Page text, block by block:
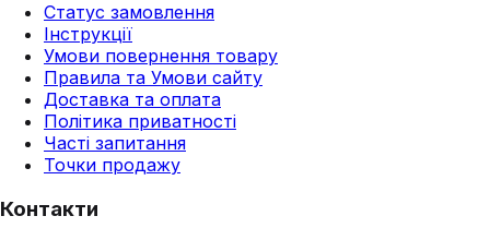
Статус замовлення
Інструкції
Умови повернення товару
Правила та Умови сайту
Доставка та оплата
Політика приватності
Часті запитання
Точки продажу
Контакти